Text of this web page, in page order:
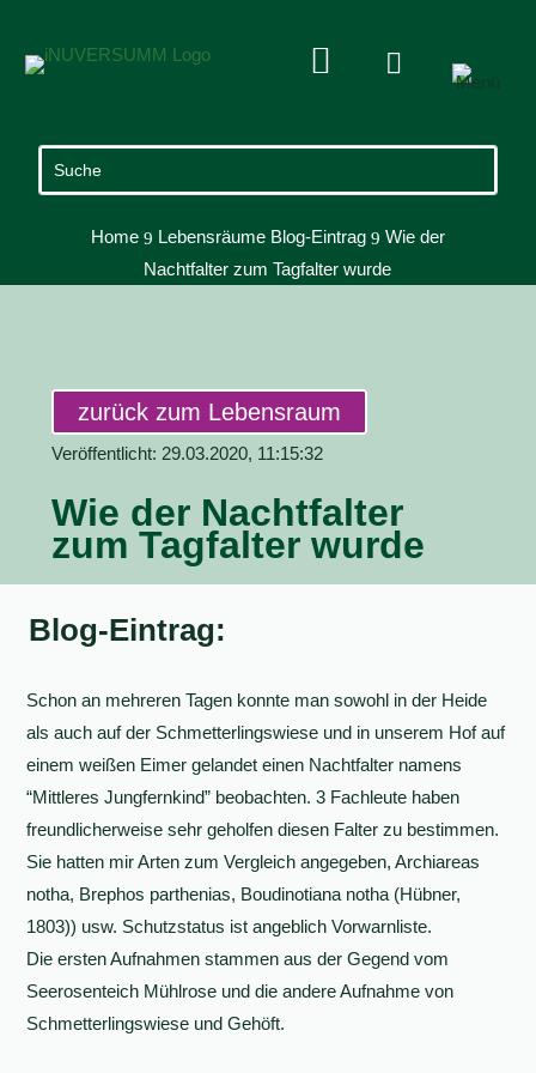
 
Home 9 Lebensräume Blog-Eintrag 9 Wie der
Nachtfalter zum Tagfalter wurde
zurück zum Lebensraum
Veröffentlicht: 29.03.2020, 11:15:32
Wie der Nachtfalter
zum Tagfalter wurde
Blog-Eintrag:
Schon an mehreren Tagen konnte man sowohl in der Heide
als auch auf der Schmetterlingswiese und in unserem Hof auf
einem weißen Eimer gelandet einen Nachtfalter namens
“Mittleres Jungfernkind” beobachten. 3 Fachleute haben
freundlicherweise sehr geholfen diesen Falter zu bestimmen.
Sie hatten mir Arten zum Vergleich angegeben, Archiareas
notha, Brephos parthenias, Boudinotiana notha (Hübner,
1803)) usw. Schutzstatus ist angeblich Vorwarnliste.
Die ersten Aufnahmen stammen aus der Gegend vom
Seerosenteich Mühlrose und die andere Aufnahme von
Schmetterlingswiese und Gehöft.